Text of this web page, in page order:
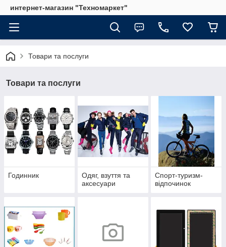
интернет-магазин "Техномаркет"
Товари та послуги
Товари та послуги
Годинник
Одяг, взуття та
аксесуари
Спорт-туризм-
відпочинок